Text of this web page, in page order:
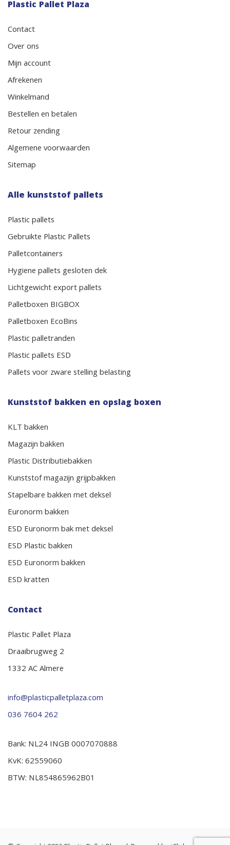
Plastic Pallet Plaza
Contact
Over ons
Mijn account
Afrekenen
Winkelmand
Bestellen en betalen
Retour zending
Algemene voorwaarden
Sitemap
Alle kunststof pallets
Plastic pallets
Gebruikte Plastic Pallets
Palletcontainers
Hygiene pallets gesloten dek
Lichtgewicht export pallets
Palletboxen BIGBOX
Palletboxen EcoBins
Plastic palletranden
Plastic pallets ESD
Pallets voor zware stelling belasting
Kunststof bakken en opslag boxen
KLT bakken
Magazijn bakken
Plastic Distributiebakken
Kunststof magazijn grijpbakken
Stapelbare bakken met deksel
Euronorm bakken
ESD Euronorm bak met deksel
ESD Plastic bakken
ESD Euronorm bakken
ESD kratten
Contact
Plastic Pallet Plaza
Draaibrugweg 2
1332 AC Almere
info@plasticpalletplaza.com
036 7604 262
Bank: NL24 INGB 0007070888
KvK: 62559060
BTW: NL854865962B01